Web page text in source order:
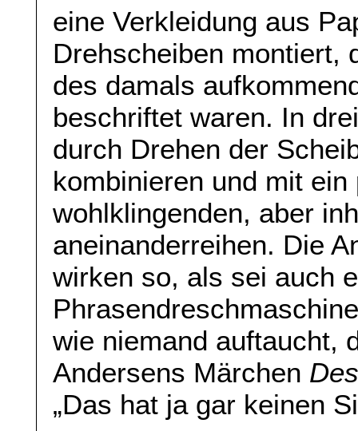
eine Verkleidung aus
Drehscheiben montiert,
des damals
beschriftet waren. In
durch Drehen der
kombinieren und mit
wohlklingenden, aber
aneinanderreihen. Die
wirken so, als sei auch
wie niemand auftaucht,
Andersens Märchen
„Das hat ja gar keinen